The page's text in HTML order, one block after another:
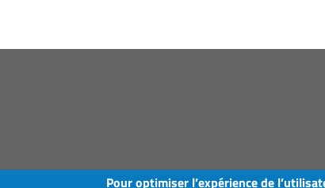
Pour optimiser l’expérience de